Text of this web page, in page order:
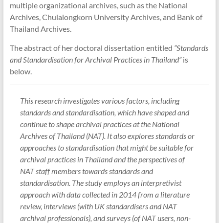
multiple organizational archives, such as the National
Archives, Chulalongkorn University Archives, and Bank of
Thailand Archives.
The abstract of her doctoral dissertation entitled “Standards
and Standardisation for Archival Practices in Thailand”is
below.
This research investigates various factors, including
standards and standardisation, which have shaped and
continue to shape archival practices at the National
Archives of Thailand (NAT). It also explores standards or
approaches to standardisation that might be suitable for
archival practices in Thailand and the perspectives of
NAT staff members towards standards and
standardisation. The study employs an interpretivist
approach with data collected in 2014 from a literature
review, interviews (with UK standardisers and NAT
archival professionals), and surveys (of NAT users, non-